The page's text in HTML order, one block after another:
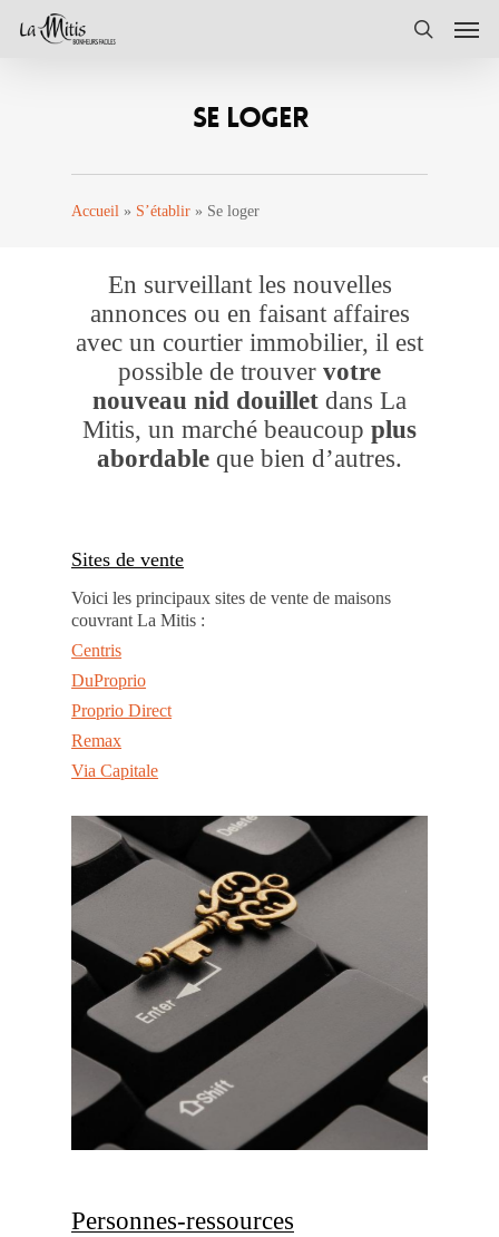
Menu
SE LOGER
Accueil » S’établir » Se loger
En surveillant les nouvelles
annonces ou en faisant affaires
avec un courtier immobilier, il est
possible de trouver votre
nouveau nid douillet dans La
Mitis, un marché beaucoup plus
abordable que bien d’autres.
Sites de vente
Voici les principaux sites de vente de maisons
couvrant La Mitis :
Centris
DuProprio
Proprio Direct
Remax
Via Capitale
Personnes-ressources